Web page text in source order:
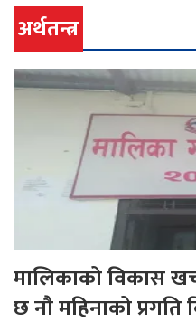
अर्थतन्त्र
मालिकाको विकास
छ नौ महिनाको प्रगति